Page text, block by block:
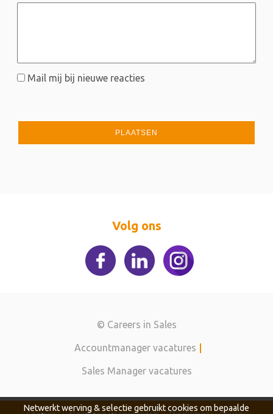
Mail mij bij nieuwe reacties
Volg ons
© Careers in Sales
Accountmanager vacatures
Sales Manager vacatures
Netwerkt werving & selectie gebruikt cookies om bepaalde